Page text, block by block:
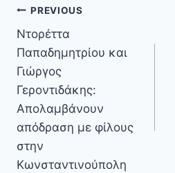
Πλοήγηση
άρθρων
PREVIOUS
Ντορέττα
Παπαδημητρίου και
Γιώργος
Γεροντιδάκης:
Απολαμβάνουν
απόδραση με φίλους
στην
Κωνσταντινούπολη